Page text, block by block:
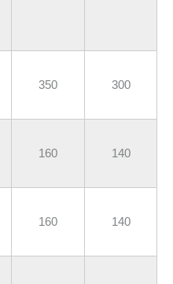
350 300
160 140
160 140